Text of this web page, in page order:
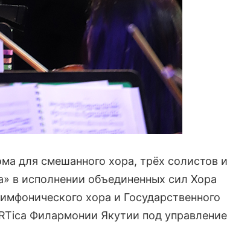
для смешанного хора, трёх солистов и
в исполнении объединенных сил Хора
хора и Государственного
Филармонии Якутии под